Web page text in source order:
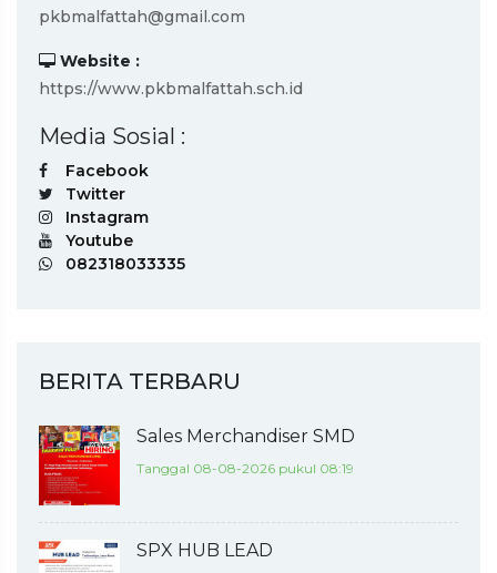
pkbmalfattah@gmail.com
Website :
https://www.pkbmalfattah.sch.id
Media Sosial :
Facebook
Twitter
Instagram
Youtube
082318033335
BERITA TERBARU
Sales Merchandiser SMD
Tanggal 08-08-2026 pukul 08:19
SPX HUB LEAD